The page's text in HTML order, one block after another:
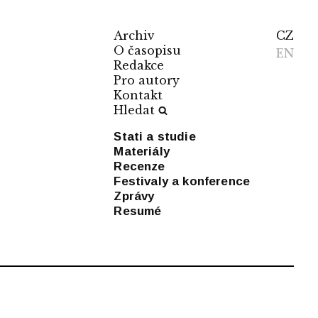
Archiv
O časopisu
Redakce
Pro autory
Kontakt
Hledat
Stati a studie
Materiály
Recenze
Festivaly a konference
Zprávy
Resumé
CZ
EN